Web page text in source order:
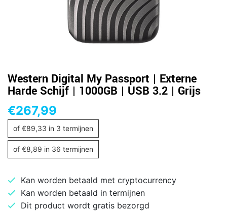
Western Digital My Passport | Externe
Harde Schijf | 1000GB | USB 3.2 | Grijs
€267,99
of €89,33 in 3 termijnen
of €8,89 in 36 termijnen
Kan worden betaald met cryptocurrency
Kan worden betaald in termijnen
Dit product wordt gratis bezorgd